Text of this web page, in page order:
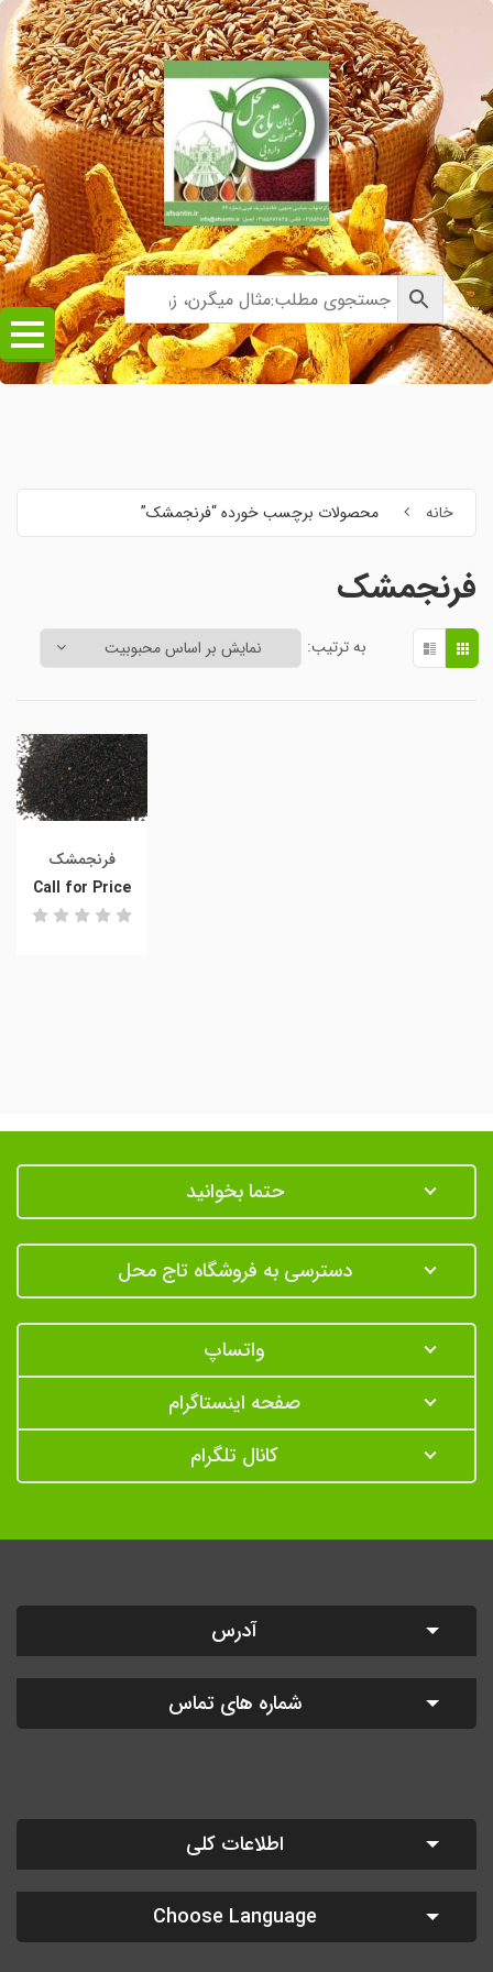
خانه محصولات برچسب خورده “فرنجمشک”
فرنجمشک
به ترتیب:
فرنجمشک
Call for Price
حتما بخوانید
دسترسی به فروشگاه تاج محل
واتساپ
صفحه اینستاگرام
کانال تلگرام
آدرس
شماره های تماس
اطلاعات کلی
Choose Language